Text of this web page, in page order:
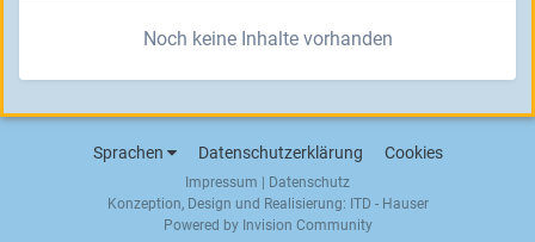
Noch keine Inhalte vorhanden
Sprachen Datenschutzerklärung Cookies
Impressum
Datenschutz
Konzeption, Design und Realisierung: ITD - Hauser
Powered by Invision Community